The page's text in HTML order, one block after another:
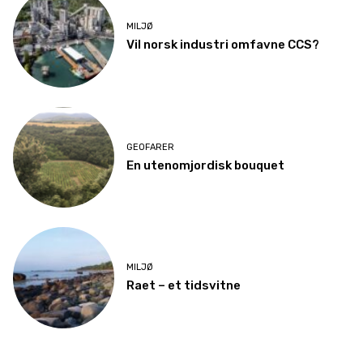
MILJØ
Vil norsk industri omfavne CCS?
GEOFARER
En utenomjordisk bouquet
MILJØ
Raet – et tidsvitne